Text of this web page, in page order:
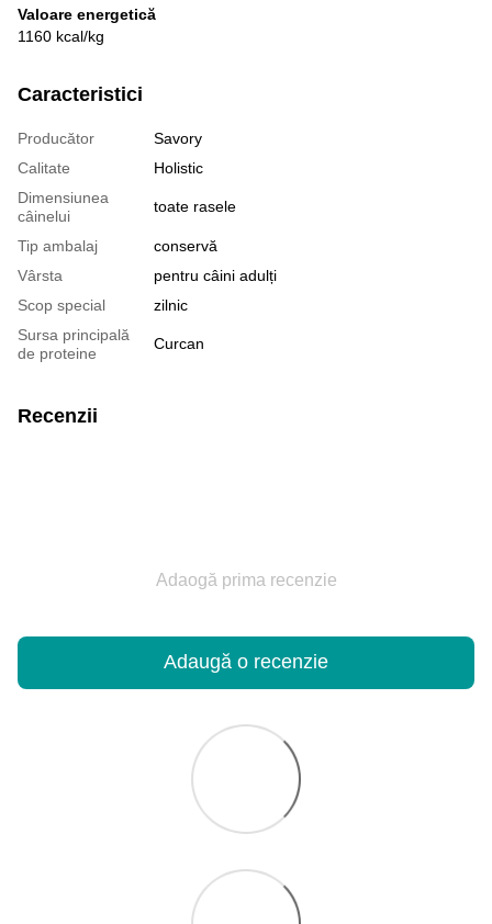
Valoare energetică
1160 kcal/kg
Caracteristici
Producător
Savory
Calitate
Holistic
Dimensiunea
câinelui
toate rasele
Tip ambalaj
conservă
Vârsta
pentru câini adulți
Scop special
zilnic
Sursa principală
de proteine
Curcan
Recenzii
Adaogă prima recenzie
Adaugă o recenzie